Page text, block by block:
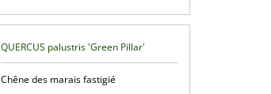
QUERCUS palustris 'Green Pillar'
Chêne des marais fastigié